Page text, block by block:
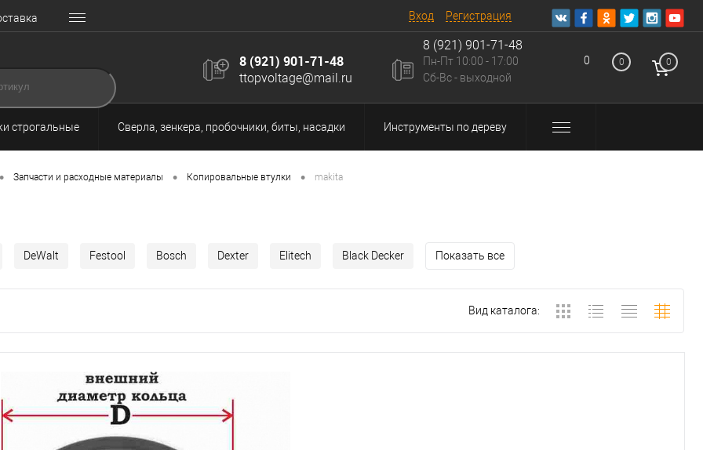
Вход Регистрация
8 (921) 901-71-48
ttopvoltage@mail.ru
8 (921) 901-71-48
Пн-Пт 10:00 - 17:00
Сб-Вс - выходной
0 0 0
строгальные Сверла, зенкера, пробочники, биты, насадки Инструменты по дереву
• Запчасти и расходные материалы • Копировальные втулки • makita
DeWalt Festool Bosch Dexter Elitech Black Decker Показать все
Вид каталога: